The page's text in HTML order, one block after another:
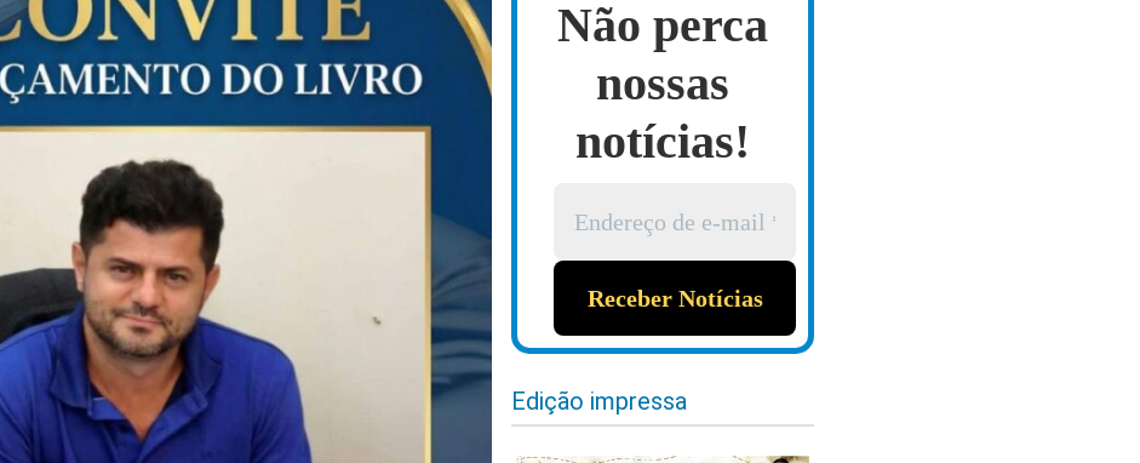
Não perca
nossas
notícias!
Edição impressa